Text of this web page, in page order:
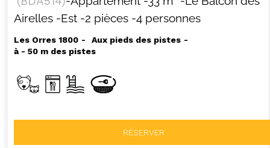
Airelles -Est -2 pièces -4 personnes
Les Orres 1800
Aux pieds des pistes
à - 50 m des pistes
RÉSERVER